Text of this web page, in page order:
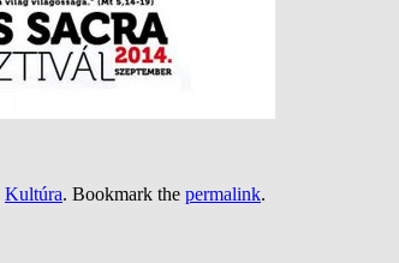
Kultúra. Bookmark the permalink.